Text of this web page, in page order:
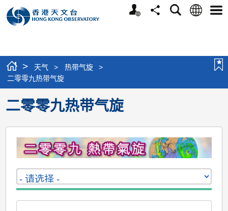
个
分
搜
语
选
> 天气 > 热带气旋
>
二零零九热带气旋
二零零九热带气旋